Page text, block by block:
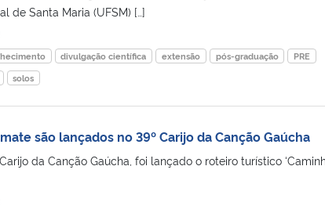
de Santa Maria (UFSM) […]
divulgação científica extensão pós-graduação
PRE
solos
são lançados no 39º Carijo da Canção Gaúcha
da Canção Gaúcha, foi lançado o roteiro turístico